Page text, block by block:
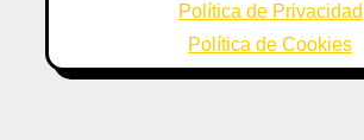
Política de Privacidad
Política de Cookies